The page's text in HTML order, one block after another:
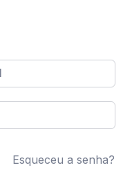
Esqueceu a senha?